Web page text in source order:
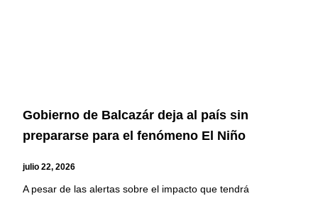
Gobierno de Balcazár deja al país sin
prepararse para el fenómeno El Niño
julio 22, 2026
A pesar de las alertas sobre el impacto que tendrá